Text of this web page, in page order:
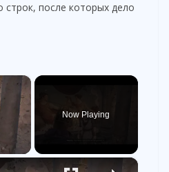
строк, после которых дело
×
Now Playing
×